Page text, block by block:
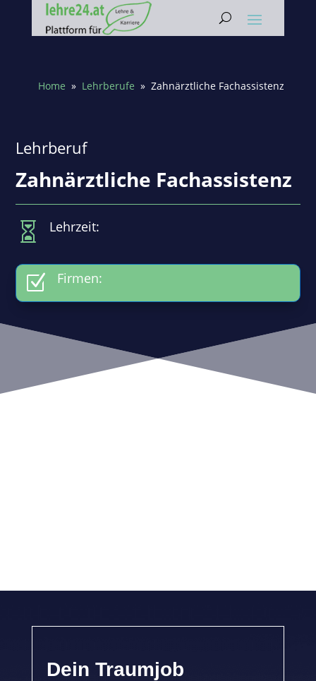
Home » Lehrberufe » Zahnärztliche Fachassistenz
Lehrberuf
Zahnärztliche Fachassistenz
 Lehrzeit:
Z Firmen:
Dein Traumjob